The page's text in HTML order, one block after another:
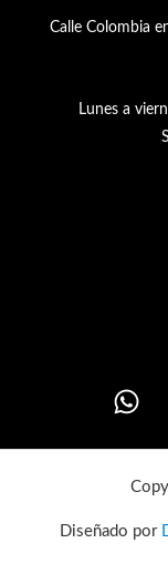
Calle Colombia
Lunes a
Diseñado por